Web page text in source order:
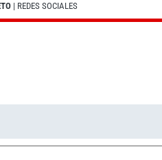
| REDES SOCIALES